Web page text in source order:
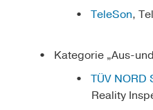
TeleSon,
Kategorie „Aus-
TÜV NORD
Reality